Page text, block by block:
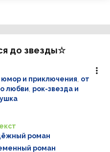
до звезды☆
юмор и приключения от
любви рок-звезда и
роман
роман